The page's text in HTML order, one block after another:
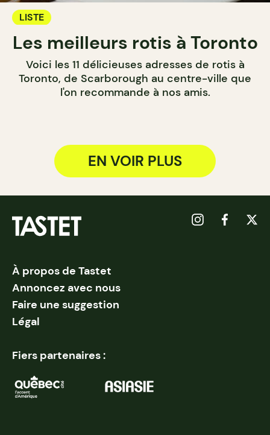
LISTE
Les meilleurs rotis à Toronto
Voici les 11 délicieuses adresses de rotis à
Toronto, de Scarborough au centre-ville que
l'on recommande à nos amis.
EN VOIR PLUS
À propos de Tastet
Annoncez avec nous
Faire une suggestion
Légal
Fiers partenaires :